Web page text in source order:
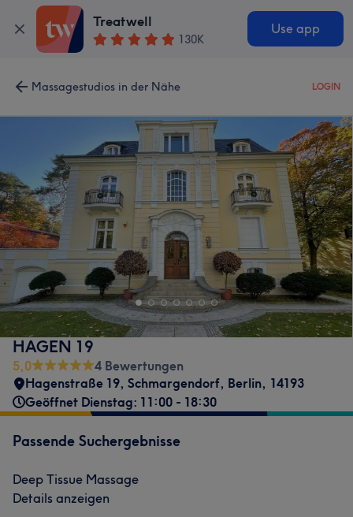
Treatwell
130K
Use app
Massagestudios in der Nähe LOGIN
HAGEN 19
5,0
4 Bewertungen
Hagenstraße 19, Schmargendorf, Berlin, 14193
Geöffnet Dienstag: 11:00 - 18:30
Passende Suchergebnisse
Deep Tissue Massage
Details anzeigen